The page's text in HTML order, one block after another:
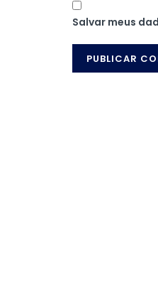
Salvar meus